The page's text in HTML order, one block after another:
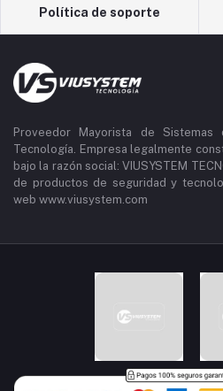
Política de soporte
Proveedor Mayorista de
Tecnología. Empresa legalmente
bajo la razón social: VIUSYSTEM
de productos de seguridad y
web www.viusystem.com